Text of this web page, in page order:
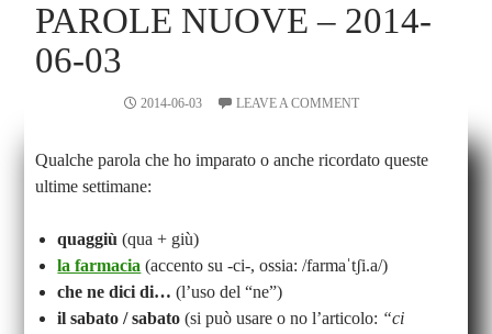
PAROLE NUOVE – 2014-
06-03
2014-06-03 LEAVE A COMMENT
Qualche parola che ho imparato o anche ricordato queste
ultime settimane:
quaggiù (qua + giù)
la farmacia (accento su -ci-, ossia: /farmaˈtʃi.a/)
che ne dici di… (l’uso del “ne”)
il sabato / sabato (si può usare o no l’articolo: “ci